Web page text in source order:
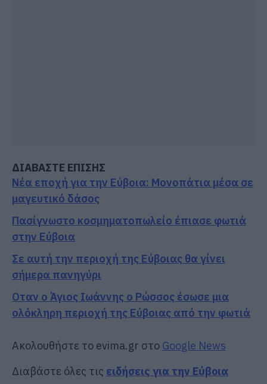
ΔΙΑΒΑΣΤΕ ΕΠΙΣΗΣ
Νέα εποχή για την Εύβοια: Μονοπάτια μέσα σε
μαγευτικό δάσος
Πασίγνωστο κοσμηματοπωλείο έπιασε φωτιά
στην Εύβοια
Σε αυτή την περιοχή της Εύβοιας θα γίνει
σήμερα πανηγύρι
Οταν ο Άγιος Ιωάννης ο Ρώσσος έσωσε μια
ολόκληρη περιοχή της Εύβοιας από την φωτιά
Ακολουθήστε το evima.gr στο Google News
Διαβάστε όλες τις ειδήσεις για την Εύβοια